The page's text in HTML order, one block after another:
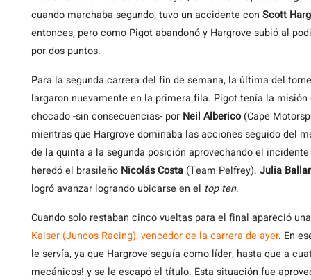
cuando marchaba segundo, tuvo un accidente con Scott
entonces, pero como Pigot abandonó y Hargrove subió al
por dos puntos.
Para la segunda carrera del fin de semana, la última del
largaron nuevamente en la primera fila. Pigot tenía la
chocado -sin consecuencias- por Neil Alberico(Cape
mientras que Hargrove dominaba las acciones seguido del
de la quinta a la segunda posición aprovechando el
heredó el brasileño Nicolás Costa (Team Pelfrey). Julia
logró avanzar logrando ubicarse en el top ten.
Cuando solo restaban cinco vueltas para el final apareció
Kaiser (Juncos Racing), vencedor de la carrera de ayer. En
le servía, ya que Hargrove seguía como líder, hasta que a
mecánicos! y se le escapó el título. Esta situación fue